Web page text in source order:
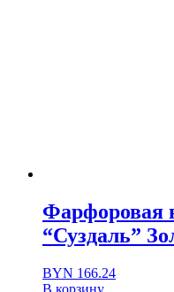
Фарфоровая
“Суздаль”
BYN 166.24
В корзину